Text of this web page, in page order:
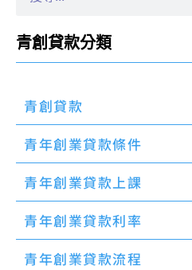
青創貸款分類
青創貸款
青年創業貸款條件
青年創業貸款上課
青年創業貸款利率
青年創業貸款流程